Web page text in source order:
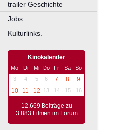
trailer Geschichte
Jobs.
Kulturlinks.
Kinokalender
Mo Di Mi Do Fr Sa
So
3
4 5 6 7 8
9
10
11 12 13 14 15 16
12.669 Beiträge zu
3.883 Filmen im Forum